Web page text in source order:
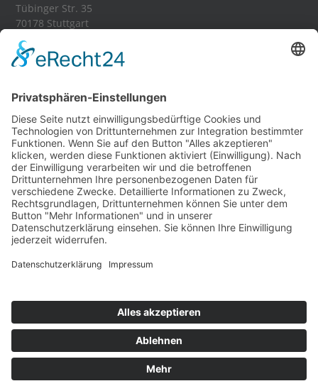
Tübinger Str. 35
70178 Stuttgart
Tel.:
E-Mail: stuttgart[at]visityou.de
Partnershops:
Banner-Schilder.de
Kuvertieren-Lettershop.de
Fahrzeugbeklebung24.de
Textil Shop
Visityou
72Bewertungen auf ProvenExpert.com